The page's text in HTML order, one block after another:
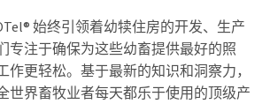
始终引领着幼犊住房的开发、生产
专注于确保为这些幼畜提供最好的照
作更轻松。基于最新的知识和洞察力，
世界畜牧业者每天都乐于使用的顶级产